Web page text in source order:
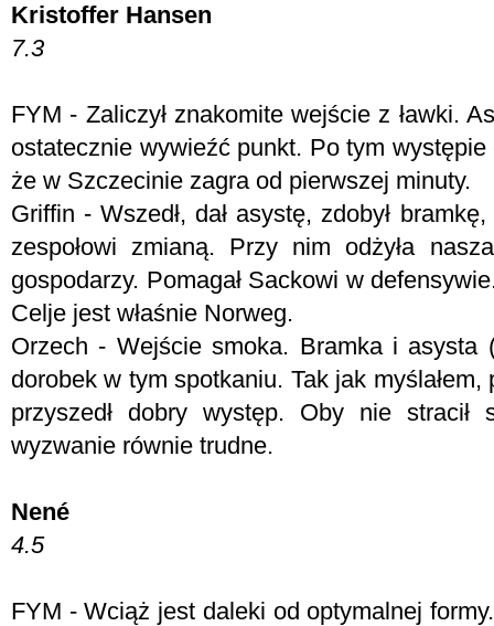
Kristoffer Hansen
7.3
FYM - Zaliczył znakomite wejście z ławki.
ostatecznie wywieźć punkt. Po tym
że w Szczecinie zagra od pierwszej minuty.
Griffin - Wszedł, dał asystę, zdobył
zespołowi zmianą. Przy nim odżyła
gospodarzy. Pomagał Sackowi w
Celje jest właśnie Norweg.
Orzech - Wejście smoka. Bramka i asysta
dorobek w tym spotkaniu. Tak jak
przyszedł dobry występ. Oby nie
wyzwanie równie trudne.
Nené
4.5
FYM -Wciąż jest daleki od optymalnej